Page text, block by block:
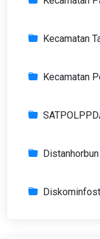
Kecamatan
Kecamatan